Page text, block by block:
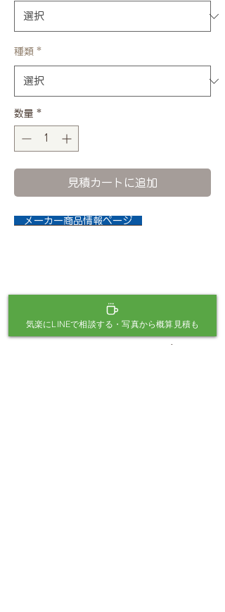
種類 *
数量 *
見積カートに追加
メーカー商品情報ページ
倉敷・岡山・総社・早島町 限定
気楽にLINEで相談する・写真から概算見積も